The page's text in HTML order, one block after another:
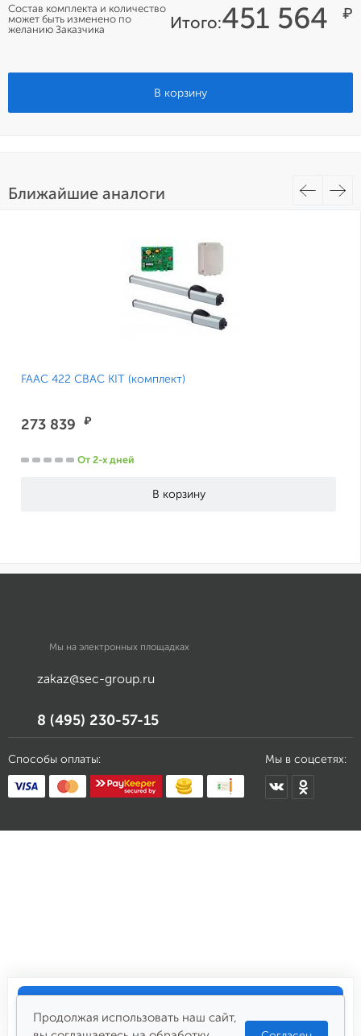
451 564₽
Состав комплекта и количество
может быть изменено по
желанию Заказчика
Итого:451 564 ₽
В корзину
Ближайшие аналоги
FAAC 422 CBAC KIT (комплект)
273 839 ₽
От 2-х дней
Мы на электронных площадках
zakaz@sec-group.ru
8 (495) 230-57-15
Способы оплаты: Мы в соцсетях:
Продолжая использовать наш сайт,